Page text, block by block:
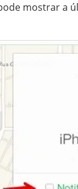
mostrar a